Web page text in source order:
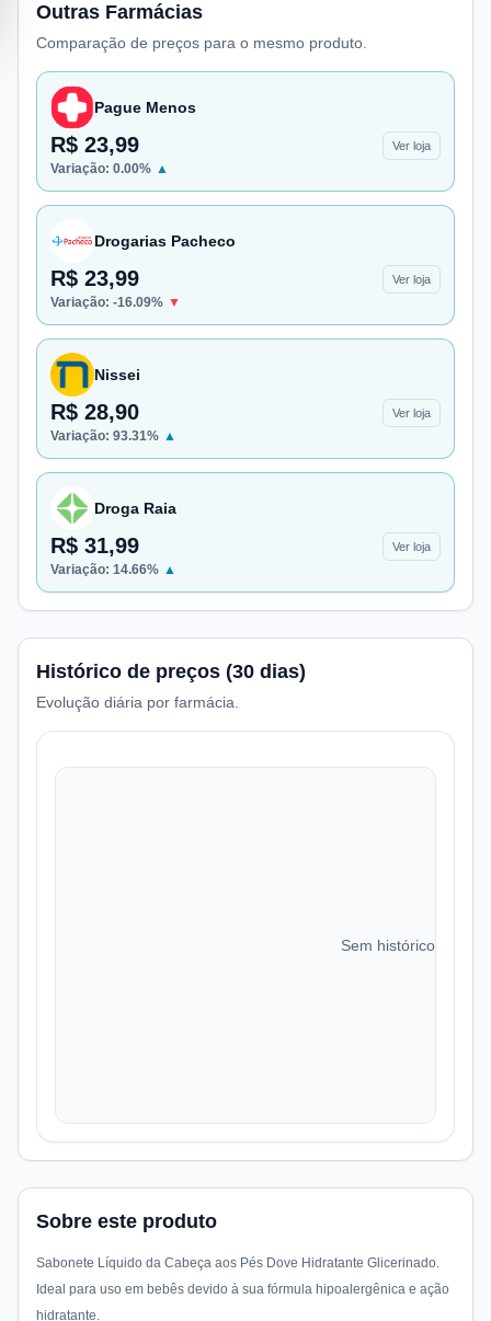
Outras Farmácias
Comparação de preços para o mesmo produto.
Pague Menos
R$ 23,99 Ver loja
Variação: 0.00% ▲
Drogarias Pacheco
R$ 23,99 Ver loja
Variação: -16.09% ▼
Nissei
R$ 28,90 Ver loja
Variação: 93.31% ▲
Droga Raia
R$ 31,99 Ver loja
Variação: 14.66% ▲
Histórico de preços (30 dias)
Evolução diária por farmácia.
Sem histórico de
Sobre este produto
Sabonete Líquido da Cabeça aos Pés Dove Hidratante Glicerinado.
Ideal para uso em bebês devido à sua fórmula hipoalergênica e ação
hidratante.